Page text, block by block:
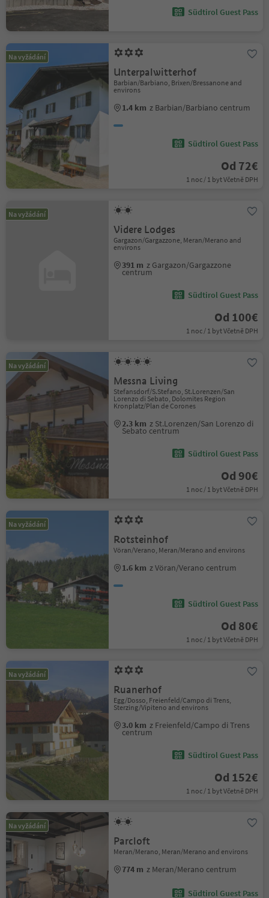
Südtirol Guest Pass
Na vyžádání
Unterpalwitterhof
Barbian/Barbiano, Brixen/Bressanone and
environs
1.4 km z Barbian/Barbiano centrum
Südtirol Guest Pass
Od 72€
1 noc / 1 byt Včetně DPH
Na vyžádání
Videre Lodges
Gargazon/Gargazzone, Meran/Merano and
environs
391 m z Gargazon/Gargazzone
centrum
Südtirol Guest Pass
Od 100€
1 noc / 1 byt Včetně DPH
Na vyžádání
Messna Living
Stefansdorf/S.Stefano, St.Lorenzen/San
Lorenzo di Sebato, Dolomites Region
Kronplatz/Plan de Corones
2.3 km z St.Lorenzen/San Lorenzo di
Sebato centrum
Südtirol Guest Pass
Od 90€
1 noc / 1 byt Včetně DPH
Na vyžádání
Rotsteinhof
Vöran/Verano, Meran/Merano and environs
1.6 km z Vöran/Verano centrum
Südtirol Guest Pass
Od 80€
1 noc / 1 byt Včetně DPH
Na vyžádání
Ruanerhof
Egg/Dosso, Freienfeld/Campo di Trens,
Sterzing/Vipiteno and environs
3.0 km z Freienfeld/Campo di Trens
centrum
Südtirol Guest Pass
Od 152€
1 noc / 1 byt Včetně DPH
Na vyžádání
Parcloft
Meran/Merano, Meran/Merano and environs
774 m z Meran/Merano centrum
Südtirol Guest Pass